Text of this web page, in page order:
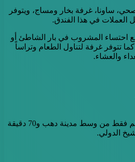
ساونا، غرفة بخار ومساج، ويتوفر
العملات في هذا الفندق.
احتساء المشروب في بار الشاطئ أو
كما تتوفر غرفة لتناول الطعام وتراساً
والعشاء.
يقع هذا الفندق على بُعد 8 كم فقط من وسط مدينة دهب و70 دقيقة
الدولي.